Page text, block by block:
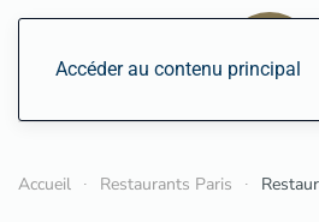
Accéder au contenu principal
Accueil Restaurants Paris